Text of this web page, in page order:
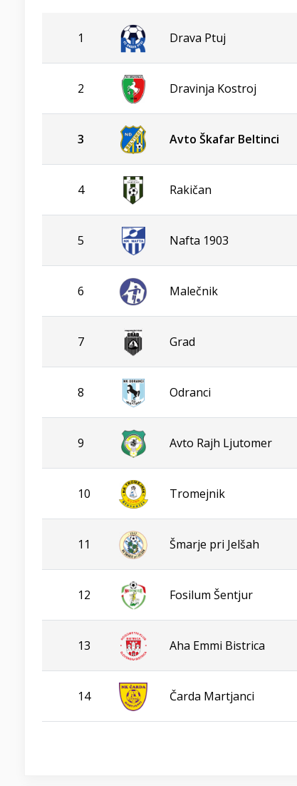
1 Drava Ptuj
2 Dravinja Kostroj
3 Avto Škafar Beltinci
4 Rakičan
5 Nafta 1903
6 Malečnik
7 Grad
8 Odranci
9 Avto Rajh Ljutomer
10 Tromejnik
11 Šmarje pri Jelšah
12 Fosilum Šentjur
13 Aha Emmi Bistrica
14 Čarda Martjanci